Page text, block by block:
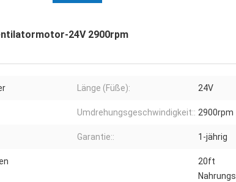
24V 2900rpm
Länge (Füße): 24V
Umdrehungsgeschwindigkeit:: 2900rpm
Garantie:: 1-jährig
20ft